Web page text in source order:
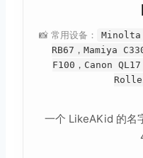
📸 常用设备：
Minolta
RB67，Mamiya
F100，Canon
一个 LikeAKid 的名